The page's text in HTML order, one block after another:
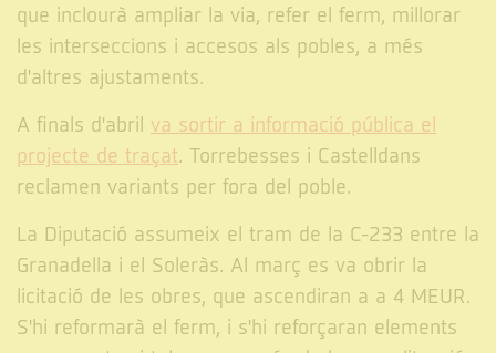
que inclourà ampliar la via, refer el ferm, millorar
les interseccions i accesos als pobles, a més
d'altres ajustaments.
A finals d'abril va sortir a informació pública el
projecte de traçat. Torrebesses i Castelldans
reclamen variants per fora del poble.
La Diputació assumeix el tram de la C-233 entre la
Granadella i el Soleràs. Al març es va obrir la
licitació de les obres, que ascendiran a a 4 MEUR.
S'hi reformarà el ferm, i s'hi reforçaran elements